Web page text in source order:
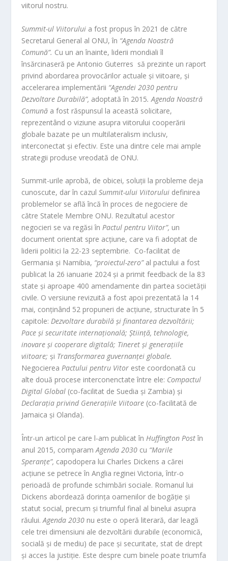
viitorul nostru.
Summit-ul Viitorului a fost propus în 2021 de către
Secretarul General al ONU, în “Agenda Noastră
Comună”. Cu un an înainte, liderii mondiali îl
însărcinaseră pe Antonio Guterres să prezinte un raport
privind abordarea provocărilor actuale și viitoare, și
accelerarea implementării “Agendei 2030 pentru
Dezvoltare Durabilă”, adoptată în 2015. Agenda Noastră
Comună a fost răspunsul la această solicitare,
reprezentând o viziune asupra viitorului cooperării
globale bazate pe un multilateralism inclusiv,
interconectat și efectiv. Este una dintre cele mai ample
strategii produse vreodată de ONU.
Summit-urile aprobă, de obicei, soluții la probleme deja
cunoscute, dar în cazulSummit-ului Viitorului definirea
problemelor se află încă în proces de negociere de
către Statele Membre ONU. Rezultatul acestor
negocieri se va regăsi înPactul pentru Viitor”, un
document orientat spre acțiune, care va fi adoptat de
liderii politici la 22-23 septembrie. Co-facilitat de
Germania și Namibia, “proiectul-zero”al pactului a fost
publicat la 26 ianuarie 2024 și a primit feedback de la 83
state și aproape 400 amendamente din partea societății
civile. O versiune revizuită a fost apoi prezentată la 14
mai, conținând 52 propuneri de acțiune, structurate în 5
capitole:Dezvoltare durabilă și finantarea dezvoltării;
Pace și securitate internațională; Știință, tehnologie,
inovare și cooperare digitală; Tineret și generațiile
viitoare; și Transformarea guvernanței globale.
NegociereaPactului pentru Vitor este coordonată cu
alte două procese interconenctate între ele: Compactul
Digital Global (co-facilitat de Suedia și Zambia) și
Declarația privind Generațiile Viitoare (co-facilitată de
Jamaica și Olanda).
Într-un articol pe care l-am publicat în Huffington Postîn
anul 2015, comparamAgenda 2030 cu “Marile
Speranțe”, capodopera lui Charles Dickens a cărei
acțiune se petrece în Anglia reginei Victoria, într-o
perioadă de profunde schimbări sociale. Romanul lui
Dickens abordează dorința oamenilor de bogăție și
statut social, precum și triumful final al binelui asupra
răului.Agenda 2030 nu este o operă literară, dar leagă
cele trei dimensiuni ale dezvoltării durabile (economică,
socială și de mediu) de pace și securitate, stat de drept
și acces la justiție. Este despre cum binele poate triumfa